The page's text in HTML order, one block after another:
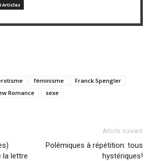
Articles
féminisme
Franck Spengler
Romance sexe
la lettre
Article suivant
Polémiques à répétition: tous
hystériques!